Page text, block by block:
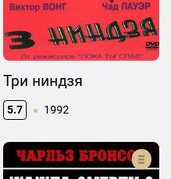
Три ниндзя
5.7 1992